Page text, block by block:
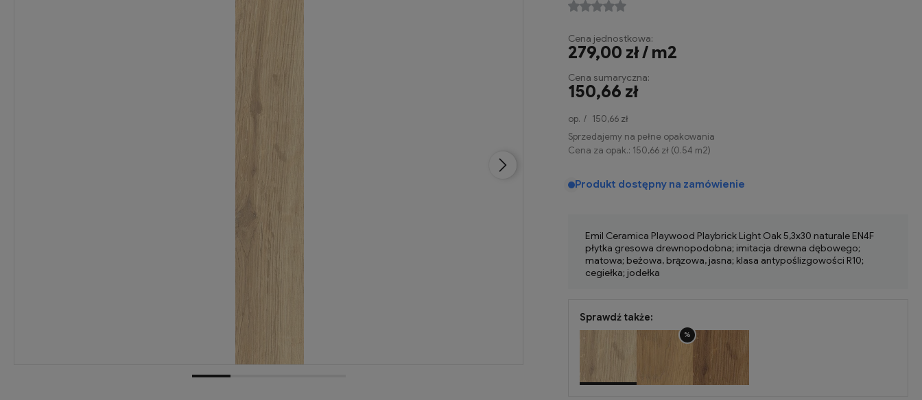
Cena jednostkowa:
279,00 zł / m2
Cena sumaryczna:
150,66 zł
op.
150,66 zł
Sprzedajemy na pełne opakowania
Cena za opak.: 150,66 zł (0.54 m2)
Produkt dostępny na zamówienie
Emil Ceramica Playwood Playbrick Light Oak 5,3x30 naturale EN4F
płytka gresowa drewnopodobna; imitacja drewna dębowego;
matowa; beżowa, brązowa, jasna; klasa antypoślizgowości R10;
cegiełka; jodełka
Sprawdź także:
%